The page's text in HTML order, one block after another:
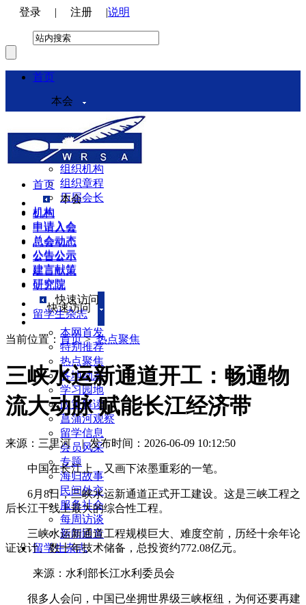
登录 | 注册 |说明
首页
本会
本会介绍
领导机构
理事会
组织机构
组织章程
历届会长
机构
申请入会
总会动态
公告公示
建言献策
研究院
快速访问
本网首发
特别推荐
热点聚焦
各地动态
学习园地
政策解读
菖蒲河观察
留学信息
会员风采
专题
海归故事
民间外交
服务社会
每周访谈
新闻回音
留学生杂志
首页
本会
机构
申请入会
总会动态
公告公示
建言献策
研究院
快速访问
留学生杂志
当前位置： 首页>热点聚焦
三峡水运新通道开工：畅通物
流大动脉 赋能长江经济带
来源：三里河 |发布时间：2026-06-09 10:12:50
中国在长江上，又画下浓墨重彩的一笔。
6月8日，三峡水运新通道正式开工建设。这是三峡工程之
后长江干线上最大的综合性工程。
三峡水运新通道工程规模巨大、难度空前，历经十余年论
证设计、数十年技术储备，总投资约772.08亿元。
来源：水利部长江水利委员会
很多人会问，中国已坐拥世界级三峡枢纽，为何还要再建